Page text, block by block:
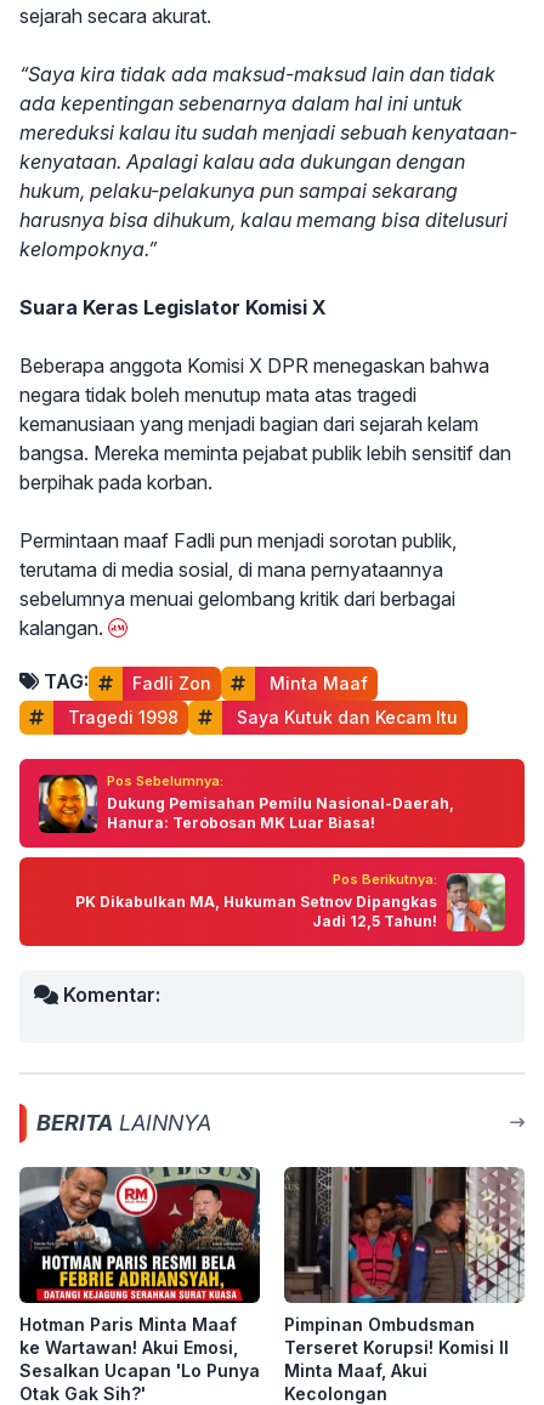
sejarah secara akurat.
“Saya kira tidak ada maksud-maksud lain dan tidak
ada kepentingan sebenarnya dalam hal ini untuk
mereduksi kalau itu sudah menjadi sebuah kenyataan-
kenyataan. Apalagi kalau ada dukungan dengan
hukum, pelaku-pelakunya pun sampai sekarang
harusnya bisa dihukum, kalau memang bisa ditelusuri
kelompoknya.”
Suara Keras Legislator Komisi X
Beberapa anggota Komisi X DPR menegaskan bahwa
negara tidak boleh menutup mata atas tragedi
kemanusiaan yang menjadi bagian dari sejarah kelam
bangsa. Mereka meminta pejabat publik lebih sensitif dan
berpihak pada korban.
Permintaan maaf Fadli pun menjadi sorotan publik,
terutama di media sosial, di mana pernyataannya
sebelumnya menuai gelombang kritik dari berbagai
kalangan.
TAG: Fadli Zon
Minta Maaf
Tragedi 1998
Saya Kutuk dan Kecam Itu
Pos Sebelumnya:
Dukung Pemisahan Pemilu Nasional-Daerah,
Hanura: Terobosan MK Luar Biasa!
Pos Berikutnya:
PK Dikabulkan MA, Hukuman Setnov Dipangkas
Jadi 12,5 Tahun!
Komentar:
BERITA LAINNYA
Hotman Paris Minta Maaf
ke Wartawan! Akui Emosi,
Sesalkan Ucapan 'Lo Punya
Otak Gak Sih?'
Pimpinan Ombudsman
Terseret Korupsi! Komisi II
Minta Maaf, Akui
Kecolongan